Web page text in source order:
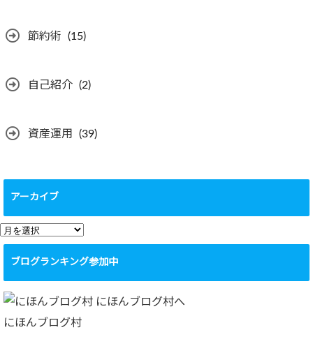
節約術 (15)
自己紹介 (2)
資産運用 (39)
アーカイブ
ア
ー
イ
ブ
ブログランキング参加中
にほんブログ村